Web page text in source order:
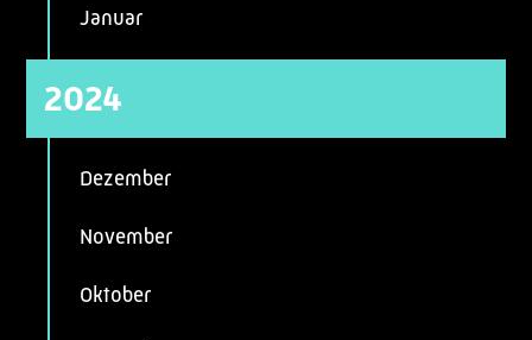
Januar
2024
Dezember
November
Oktober